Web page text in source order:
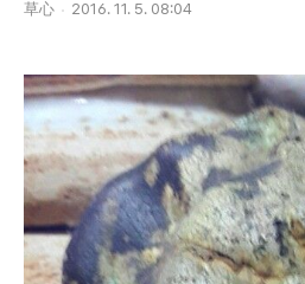
草心 2016. 11. 5. 08:04